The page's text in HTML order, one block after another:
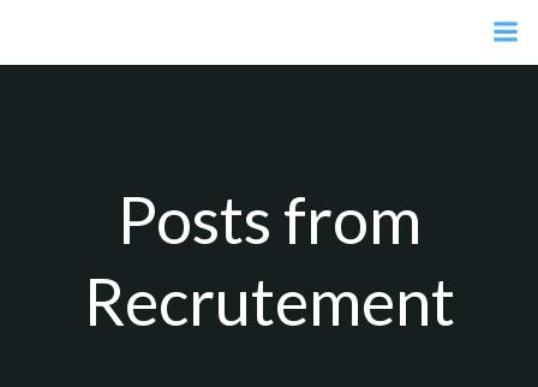
contenu
Posts from
Recrutement